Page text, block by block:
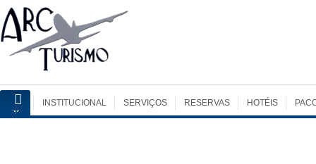
INSTITUCIONAL SERVIÇOS RESERVAS HOTÉIS